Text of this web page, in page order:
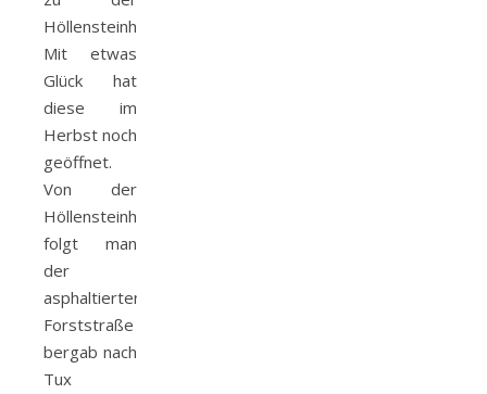
Höllensteinhütte.
Mit etwas
Glück hat
diese im
Herbst noch
geöffnet.
Von der
Höllensteinhütte
folgt man
der
asphaltierten
Forststraße
bergab nach
Tux